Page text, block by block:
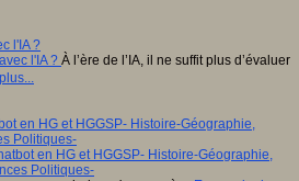
l'IA ?
À l’ère de l’IA, il ne suffit plus d’évaluer
en HG et HGGSP- Histoire-Géographie,
Politiques-